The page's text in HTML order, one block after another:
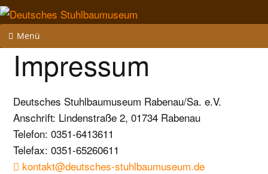
Menü
Impressum
Deutsches Stuhlbaumuseum Rabenau/Sa. e.V.
Anschrift: Lindenstraße 2, 01734 Rabenau
Telefon: 0351-6413611
Telefax: 0351-65260611
kontakt@deutsches-stuhlbaumuseum.de